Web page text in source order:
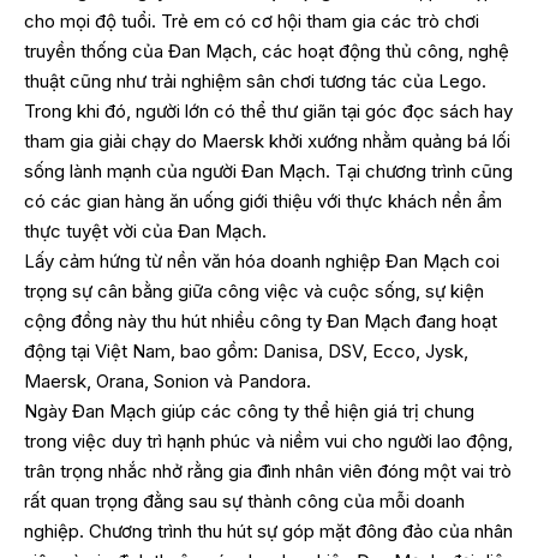
cho mọi độ tuổi. Trẻ em có cơ hội tham gia các trò chơi
truyền thống của Đan Mạch, các hoạt động thủ công, nghệ
thuật cũng như trải nghiệm sân chơi tương tác của Lego.
Trong khi đó, người lớn có thể thư giãn tại góc đọc sách hay
tham gia giải chạy do Maersk khởi xướng nhằm quảng bá lối
sống lành mạnh của người Đan Mạch. Tại chương trình cũng
có các gian hàng ăn uống giới thiệu với thực khách nền ẩm
thực tuyệt vời của Đan Mạch.
Lấy cảm hứng từ nền văn hóa doanh nghiệp Đan Mạch coi
trọng sự cân bằng giữa công việc và cuộc sống, sự kiện
cộng đồng này thu hút nhiều công ty Đan Mạch đang hoạt
động tại Việt Nam, bao gồm: Danisa, DSV, Ecco, Jysk,
Maersk, Orana, Sonion và Pandora.
Ngày Đan Mạch giúp các công ty thể hiện giá trị chung
trong việc duy trì hạnh phúc và niềm vui cho người lao động,
trân trọng nhắc nhở rằng gia đình nhân viên đóng một vai trò
rất quan trọng đằng sau sự thành công của mỗi doanh
nghiệp. Chương trình thu hút sự góp mặt đông đảo của nhân